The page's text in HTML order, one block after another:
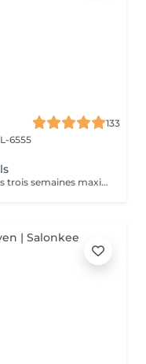
133
6555
Le remplissage des cils se fait toutes les trois semaines maximum quatre semaines . Tout que dépasse se délai il faut faire la dépose et pose complète Question de sécurité et santé.